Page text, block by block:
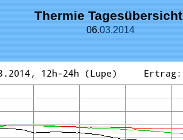
Thermie Tagesübersicht
06.03.2014